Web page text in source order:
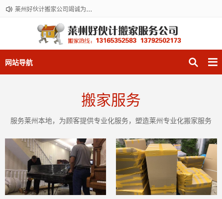
莱州好伙计搬家公司竭诚为您服务！正规搬运，价格公道，莱州老品牌。搬家服务热线：13165352583。
网站导航
搬家服务
服务莱州本地，为顾客提供专业化服务，塑造莱州专业化搬家服务